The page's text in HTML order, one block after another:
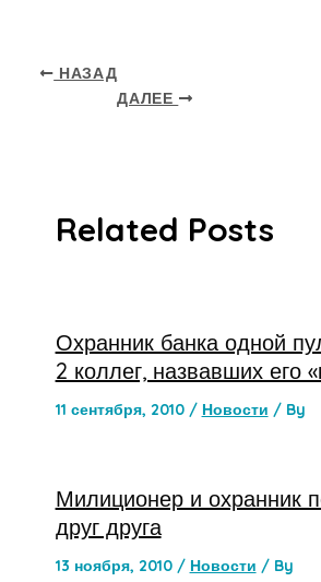
НАЗАД
ДАЛЕЕ
Related Posts
Охранник банка одной
2 коллег, назвавших его
11 сентября, 2010 / Новости / By
Милиционер и охранник
друг друга
13 ноября, 2010 / Новости / By